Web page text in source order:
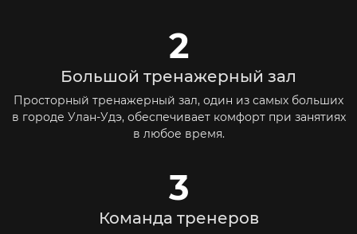
2
Большой тренажерный зал
Просторный тренажерный зал, один из самых больших
в городе Улан-Удэ, обеспечивает комфорт при занятиях
в любое время.
3
Команда тренеров